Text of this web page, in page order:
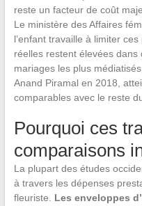
reste un facteur de coût
Le ministère des Affaires
l’enfant travaille à limiter
réelles restent élevées
mariages les plus
Anand Piramal en 2018,
comparables avec le reste
Pourquoi ces
comparaisons
La plupart des études
à travers les dépenses
fleuriste. Les enveloppes